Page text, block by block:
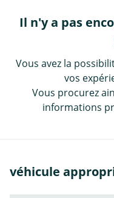
Il n'y a pas
Vous avez la
vos
Vous procurez
informations
véhicule